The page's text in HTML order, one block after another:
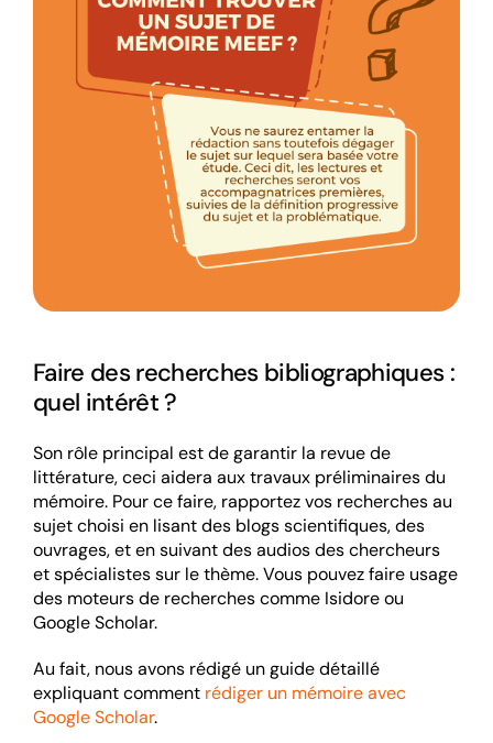
Faire des recherches bibliographiques :
quel intérêt ?
Son rôle principal est de garantir la revue de
littérature, ceci aidera aux travaux préliminaires du
mémoire. Pour ce faire, rapportez vos recherches au
sujet choisi en lisant des blogs scientifiques, des
ouvrages, et en suivant des audios des chercheurs
et spécialistes sur le thème. Vous pouvez faire usage
des moteurs de recherches comme Isidore ou
Google Scholar.
Au fait, nous avons rédigé un guide détaillé
expliquant comment rédiger un mémoire avec
Google Scholar.